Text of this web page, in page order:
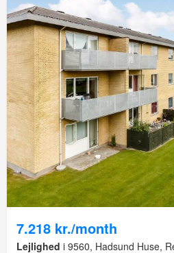
7.218 kr./month
Lejlighed i 9560, Hadsund Huse,